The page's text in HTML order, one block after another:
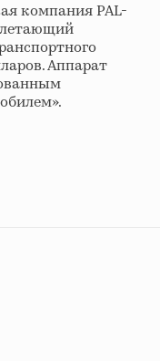
компания PAL-
Аппарат